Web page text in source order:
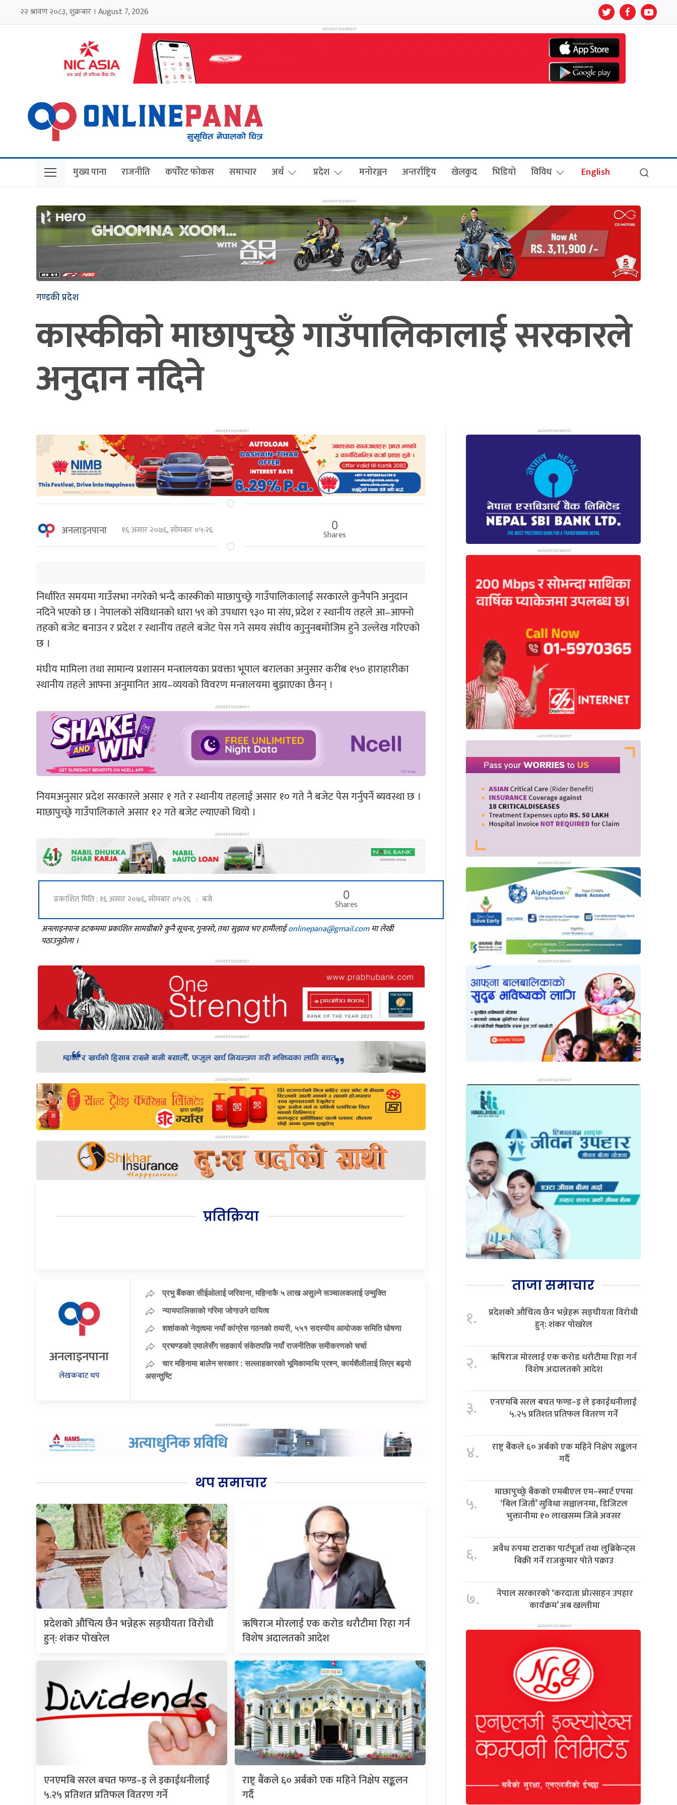
२२ श्रावण २०८३, शुक्रबार । August 7, 2026
मुख्य पाना राजनीति कर्पोरेट फोकस समाचार अर्थ प्रदेश मनोरञ्जन अन्तर्राष्ट्रिय खेलकुद भिडियो विविध English
गण्डकी प्रदेश
कास्कीको माछापुच्छ्रे गाउँपालिकालाई सरकारले
अनुदान नदिने
अनलाइनपाना १६ असार २०७६, सोमबार ०५:२६ 0
Shares
निर्धारित समयमा गाउँसभा नगरेको भन्दै कास्कीको माछापुच्छ्रे गाउँपालिकालाई सरकारले कुनैपनि अनुदान
नदिने भएको छ । नेपालको संविधानको धारा ५९ को उपधारा ९३० मा संघ, प्रदेश र स्थानीय तहले आ–आफ्नो
तहको बजेट बनाउन र प्रदेश र स्थानीय तहले बजेट पेस गने समय संघीय काुनुनबमोजिम हुने उल्लेख गरिएको
छ ।
मंघीय मामिला तथा सामान्य प्रशासन मन्त्रालयका प्रवक्ता भूपाल बरालका अनुसार करीब १५० हाराहारीका
स्थानीय तहले आफ्ना अनुमानित आय–व्ययको विवरण मन्त्रालयमा बुझाएका छैनन् ।
नियमअनुसार प्रदेश सरकारले असार १ गते र स्थानीय तहलाई असार १० गते नै बजेट पेस गर्नुपर्ने ब्यवस्था छ ।
माछापुच्छ्रे गाउँपालिकाले असार १२ गते बजेट ल्याएको थियो ।
प्रकाशित मिति : १६ असार २०७६, सोमबार ०५:२६ : बजे 0
Shares
अनलाइनपाना डटकममा प्रकाशित सामग्रीबारे कुनै सूचना, गुनासो, तथा सुझाव भए हामीलाईonlinepana@gmail.comमा लेखी
पठाउनुहोला ।
प्रतिक्रिया
अनलाइनपाना
लेखकबाट थप
प्रभु बैंकका सीईओलाई जरिवाना, महिनाकै ५ लाख असुल्ने सञ्चालकलाई उन्मुक्ति
न्यायपालिकाको गरिमा जोगाउने दायित्व
शशांकको नेतृत्वमा नयाँ कांग्रेस गठनको तयारी, ५५१ सदस्यीय आयोजक समिति घोषणा
प्रचण्डको एमालेसँग सहकार्य संकेतपछि नयाँ राजनीतिक समीकरणको चर्चा
चार महिनामा बालेन सरकार : सल्लाहकारको भूमिकामाथि प्रश्न, कार्यशैलीलाई लिएर बढ्यो
असन्तुष्टि
थप समाचार
प्रदेशको औचित्य छैन भन्नेहरू सङ्घीयता विरोधी
हुन्: शंकर पोखरेल
ऋषिराज मोरलाई एक करोड धरौटीमा रिहा गर्न
विशेष अदालतको आदेश
एनएमबि सरल बचत फण्ड–इ ले इकाईधनीलाई
५.२५ प्रतिशत प्रतिफल वितरण गर्ने
राष्ट्र बैंकले ६० अर्बको एक महिने निक्षेप सङ्कलन
गर्दै
ताजा समाचार
१.
प्रदेशको औचित्य छैन भन्नेहरू सङ्घीयता विरोधी
हुन्: शंकर पोखरेल
२.
ऋषिराज मोरलाई एक करोड धरौटीमा रिहा गर्न
विशेष अदालतको आदेश
३.
एनएमबि सरल बचत फण्ड–इ ले इकाईधनीलाई
५.२५ प्रतिशत प्रतिफल वितरण गर्ने
४.
राष्ट्र बैंकले ६० अर्बको एक महिने निक्षेप सङ्कलन
गर्दै
५.
माछापुच्छ्रे बैंकको एमबीएल एम–स्मार्ट एपमा
‘बिल जितौं’ सुविधा सञ्चालनमा, डिजिटल
भुक्तानीमा १० लाखसम्म जित्ने अवसर
६.
अवैध रुपमा टाटाका पार्टपूर्जा तथा लुब्रिकेन्ट्स
बिक्री गर्ने राजकुमार पोते पक्राउ
७.
नेपाल सरकारको ‘करदाता प्रोत्साहन उपहार
कार्यक्रम’ अब खल्तीमा